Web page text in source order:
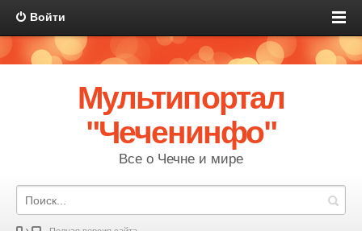
Войти
Мультипортал
"Чеченинфо"
Все о Чечне и мире